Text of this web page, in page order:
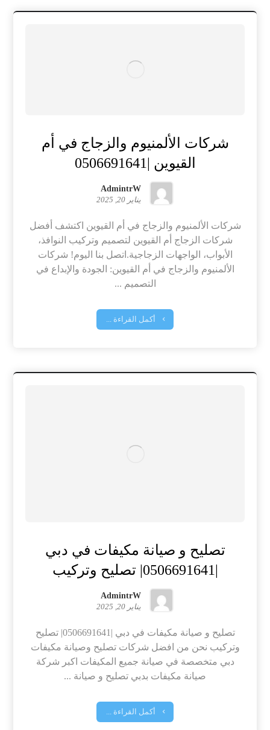
شركات الألمنيوم والزجاج في أم
القيوين |0506691641
AdmintrW
يناير 20, 2025
شركات الألمنيوم والزجاج في أم القيوين اكتشف أفضل
شركات الزجاج أم القيوين لتصميم وتركيب النوافذ،
الأبواب، الواجهات الزجاجية.اتصل بنا اليوم! شركات
الألمنيوم والزجاج في أم القيوين: الجودة والإبداع في
التصميم ...
أكمل القراءة ...
تصليح و صيانة مكيفات في دبي
AdmintrW
يناير 20, 2025
تصليح و صيانة مكيفات في دبي |0506691641| تصليح
وتركيب نحن من افضل شركات تصليح وصيانة مكيفات
دبي متخصصة في صيانة جميع المكيفات اكبر شركة
صيانة مكيفات بدبي تصليح و صيانة ...
أكمل القراءة ...